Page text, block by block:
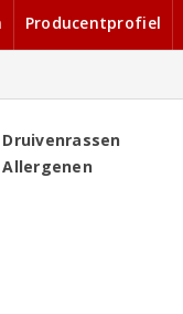
Producentprofiel
Druivenrassen
Allergenen